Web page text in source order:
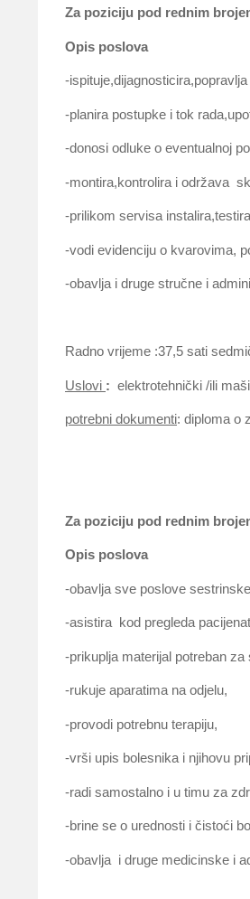
Za poziciju pod rednim
Opis poslova
-
-planira postupke i tok
-donosi odluke o eventualnoj
-montira,kontrolira i održava
-prilikom servisa
-vodi evidenciju o kvarovima,
-obavlja i druge stručne i
Radno vrijeme :37,5 sati
Uslovi : elektrotehnički /ili
potrebni dokumenti: diploma o
Za poziciju pod rednim
Opis poslova
-obavlja sve poslove
-asistira kod pregleda
-prikuplja materijal potreban za
-rukuje aparatima na odjelu,
-provodi potrebnu terapiju,
-vrši upis bolesnika i njihovu
-radi samostalno i u timu za
-brine se o urednosti i čistoći
-obavlja i druge medicinske i